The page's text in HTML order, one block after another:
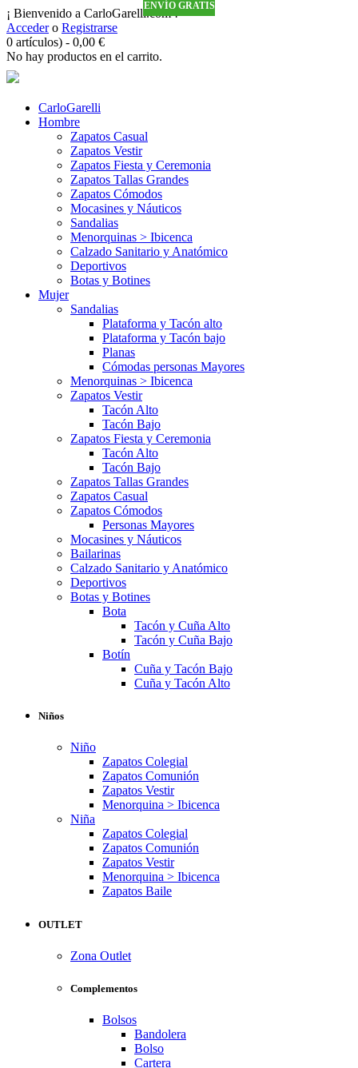
¡ Bienvenido a CarloGarelli.com !
Accedero Registrarse
0 artículos) - 0,00 €
No hay productos en el carrito.
CarloGarelli
Hombre
Zapatos Casual
Zapatos Vestir
Zapatos Fiesta y Ceremonia
Zapatos Tallas Grandes
Zapatos Cómodos
Mocasines y Náuticos
Sandalias
Menorquinas > Ibicenca
Calzado Sanitario y Anatómico
Deportivos
Botas y Botines
Mujer
Sandalias
Plataforma y Tacón alto
Plataforma y Tacón bajo
Planas
Cómodas personas Mayores
Menorquinas > Ibicenca
Zapatos Vestir
Tacón Alto
Tacón Bajo
Zapatos Fiesta y Ceremonia
Tacón Alto
Tacón Bajo
Zapatos Tallas Grandes
Zapatos Casual
Zapatos Cómodos
Personas Mayores
Mocasines y Náuticos
Bailarinas
Calzado Sanitario y Anatómico
Deportivos
Botas y Botines
Bota
Tacón y Cuña Alto
Tacón y Cuña Bajo
Botín
Cuña y Tacón Bajo
Cuña y Tacón Alto
Niños
Niño
Zapatos Colegial
Zapatos Comunión
Zapatos Vestir
Menorquina > Ibicenca
Niña
Zapatos Colegial
Zapatos Comunión
Zapatos Vestir
Menorquina > Ibicenca
Zapatos Baile
OUTLET
Zona Outlet
Complementos
Bolsos
Bandolera
Bolso
Cartera
ENVÍO GRATIS
ENVÍO GRATIS
ENVÍO GRATIS
ENVÍO GRATIS